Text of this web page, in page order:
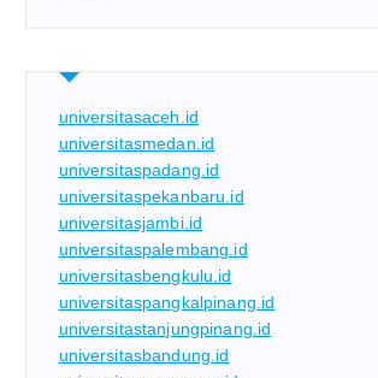
universitasaceh.id
universitasmedan.id
universitaspadang.id
universitaspekanbaru.id
universitasjambi.id
universitaspalembang.id
universitasbengkulu.id
universitaspangkalpinang.id
universitastanjungpinang.id
universitasbandung.id